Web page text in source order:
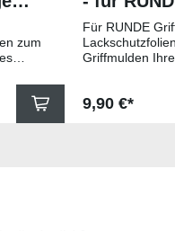
zum
den
78mm
Für RUNDE
Griffmulden
Die Pads sind
Regulärer
9,90 €*